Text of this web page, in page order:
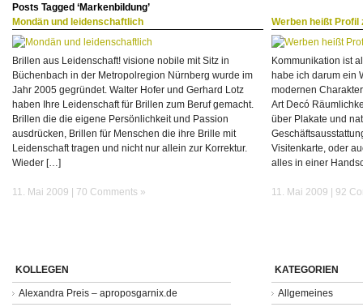
Posts Tagged ‘Markenbildung’
Mondän und leidenschaftlich
Brillen aus Leidenschaft! visione nobile mit Sitz in
Büchenbach in der Metropolregion Nürnberg wurde im
Jahr 2005 gegründet. Walter Hofer und Gerhard Lotz
haben Ihre Leidenschaft für Brillen zum Beruf gemacht.
Brillen die die eigene Persönlichkeit und Passion
ausdrücken, Brillen für Menschen die ihre Brille mit
Leidenschaft tragen und nicht nur allein zur Korrektur.
Wieder […]
11. Mai 2009 | 70 Comments »
Werben heißt Profil
Kommunikation ist
habe ich darum ein
modernen
Art Decó
über Plakate und
Visitenkarte, oder
alles in einer
11. Mai 2009 | 92
KOLLEGEN
Alexandra Preis – aproposgarnix.de
KATEGORIEN
Allgemeines